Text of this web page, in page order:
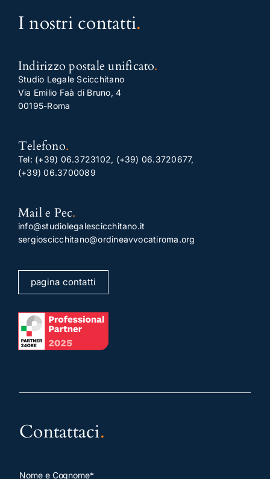
I nostri contatti.
Indirizzo postale unificato.
Studio Legale Scicchitano
Via Emilio Faà di Bruno, 4
00195-Roma
Telefono.
Tel: (+39) 06.3723102, (+39) 06.3720677,
(+39) 06.3700089
Mail e Pec.
info@studiolegalescicchitano.it
sergioscicchitano@ordineavvocatiroma.org
pagina contatti
Contattaci.
Nome e Cognome*